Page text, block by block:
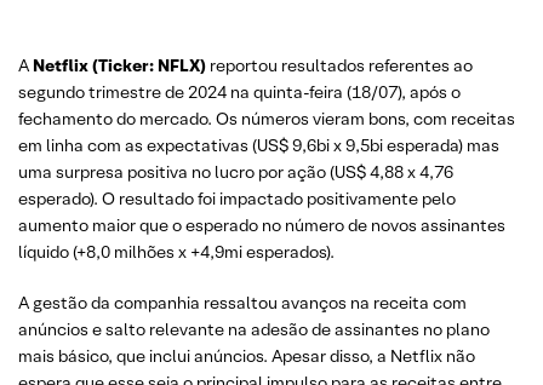
A Netflix (Ticker: NFLX) reportou resultados referentes ao
segundo trimestre de 2024 na quinta-feira (18/07), após o
fechamento do mercado. Os números vieram bons, com receitas
em linha com as expectativas (US$ 9,6bi x 9,5bi esperada) mas
uma surpresa positiva no lucro por ação (US$ 4,88 x 4,76
esperado). O resultado foi impactado positivamente pelo
aumento maior que o esperado no número de novos assinantes
líquido (+8,0 milhões x +4,9mi esperados).
A gestão da companhia ressaltou avanços na receita com
anúncios e salto relevante na adesão de assinantes no plano
mais básico, que inclui anúncios. Apesar disso, a Netflix não